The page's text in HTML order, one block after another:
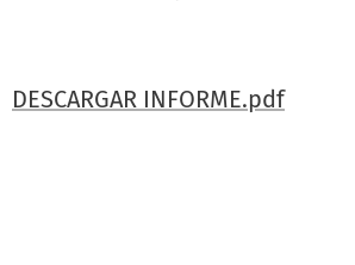
DESCARGAR INFORME.pdf